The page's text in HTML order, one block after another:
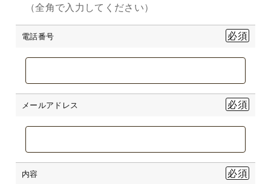
（全角で入力してください）
電話番号
メールアドレス
内容